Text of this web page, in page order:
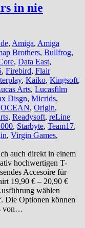
in nie
, Amiga, Amiga
Brothers, Bullfrog,
, Data East,
, Firebird, Flair
, Kaiko, Kingsoft,
Arts, Lucasfilm
Disgn, Micrids,
OCEAN, Origin,
, Readysoft, reLine
, Starbyte, Team17,
, Virgin Games,
auch direkt in einem
hochwertigen T-
Accesoire für
19,90 € – 20,90 €
wählen
Die Optionen können
von…